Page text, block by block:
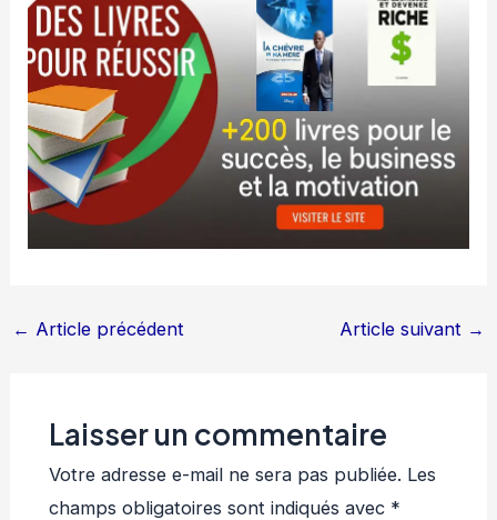
← Article précédent Article suivant →
Laisser un commentaire
Votre adresse e-mail ne sera pas publiée. Les
champs obligatoires sont indiqués avec *